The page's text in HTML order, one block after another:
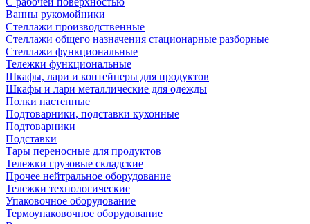
Ванны рукомойники
Стеллажи производственные
Стеллажи общего назначения стационарные разборные
Стеллажи функциональные
Тележки функциональные
Шкафы, лари и контейнеры для продуктов
Шкафы и лари металлические для одежды
Полки настенные
Подтоварники, подставки кухонные
Подтоварники
Подставки
Тары переносные для продуктов
Тележки грузовые складские
Прочее нейтральное оборудование
Тележки технологические
Упаковочное оборудование
Термоупаковочное оборудование